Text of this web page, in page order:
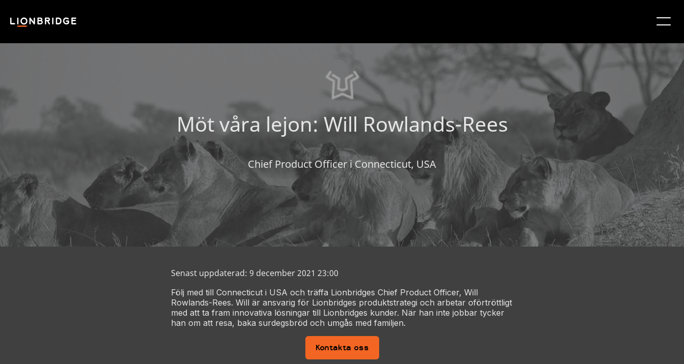
Möt våra lejon: Will Rowlands-Rees
Chief Product Officer i Connecticut, USA
Senast uppdaterad: 9 december 2021 23:00
Följ med till Connecticut i USA och träffa Lionbridges Chief Product Officer, Will
Rowlands-Rees. Will är ansvarig för Lionbridges produktstrategi och arbetar oförtröttligt
med att ta fram innovativa lösningar till Lionbridges kunder. När han inte jobbar tycker
han om att resa, baka surdegsbröd och umgås med familjen.
Kontakta oss